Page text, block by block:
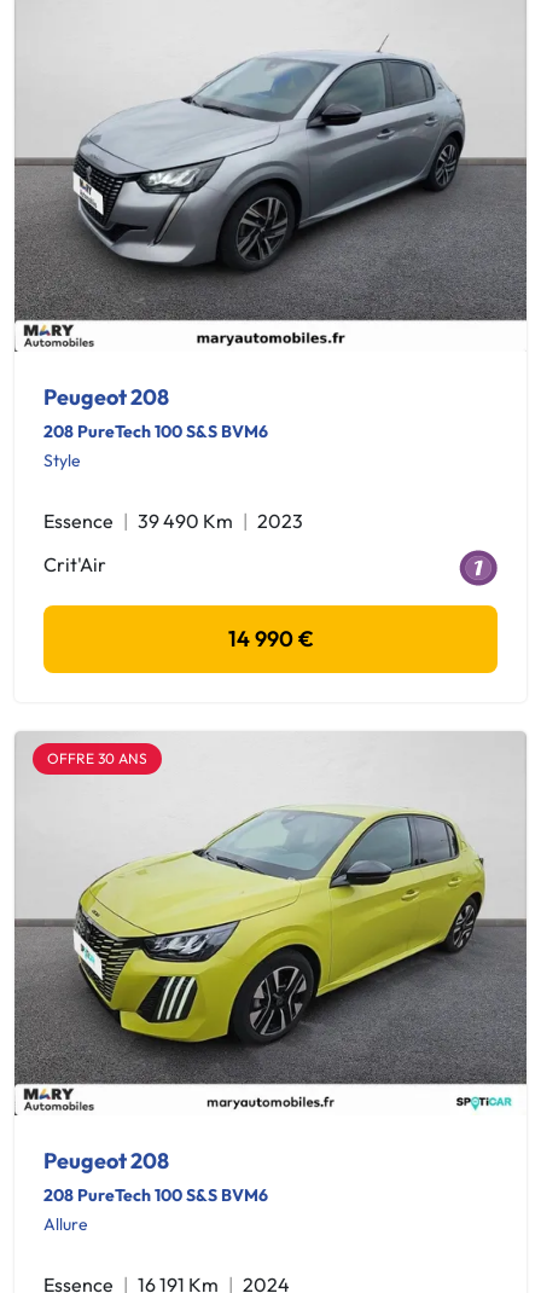
Peugeot 208
208 PureTech 100 S&S BVM6
Style
Essence 39 490 Km
2023
Crit'Air
14 990 €
OFFRE 30 ANS
Peugeot 208
208 PureTech 100 S&S BVM6
Allure
Essence 16 191 Km 2024